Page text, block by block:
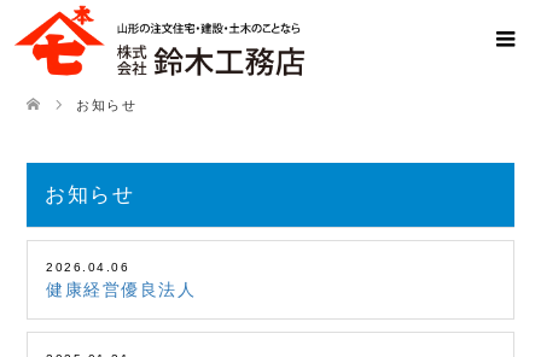
お知らせ
お知らせ
2026.04.06
健康経営優良法人